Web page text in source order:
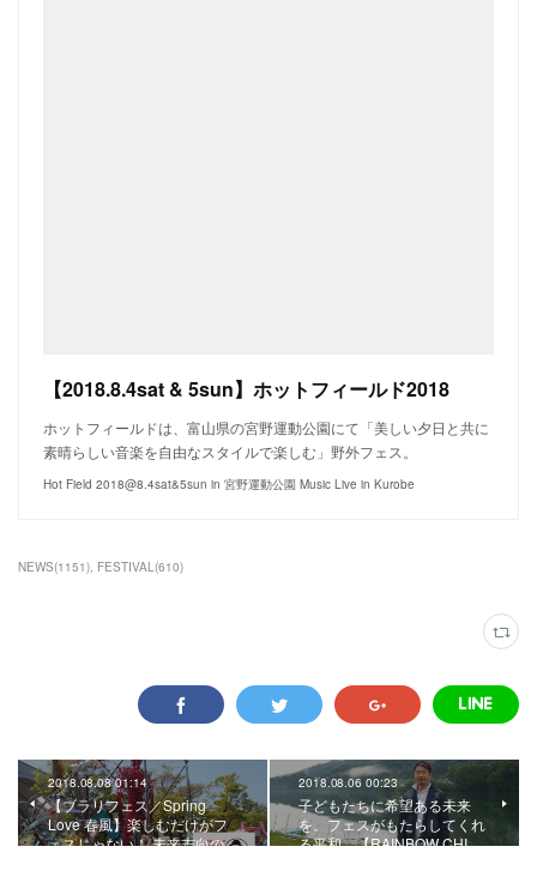
【2018.8.4sat & 5sun】ホットフィールド2018
ホットフィールドは、富山県の宮野運動公園にて「美しい夕日と共に
素晴らしい音楽を自由なスタイルで楽しむ」野外フェス。
Hot Field 2018@8.4sat&5sun in 宮野運動公園 Music Live in Kurobe
NEWS(1151) FESTIVAL(610)
2018.08.08 01:14
【ブラリフェス／Spring
Love 春風】楽しむだけがフ
ェスじゃない！ 未来志向の…
2018.08.06 00:23
子どもたちに希望ある未来
を。フェスがもたらしてくれ
る平和。【RAINBOW CHI…